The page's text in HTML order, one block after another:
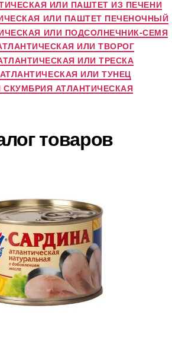
ИЛИ ПАШТЕТ ИЗ ПЕЧЕНИ
ИЛИ ПАШТЕТ ПЕЧЕНОЧНЫЙ
ИЛИ ПОДСОЛНЕЧНИК-СЕМЯ
ИЛИ ТВОРОГ
ИЛИ ТРЕСКА
ИЛИ ТУНЕЦ
СКУМБРИЯ АТЛАНТИЧЕСКАЯ
товаров